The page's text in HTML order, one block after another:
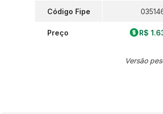
Código Fipe
Preço R$
Versão